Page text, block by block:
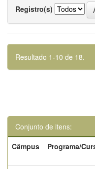
Registro(s)
Resultado 1-10 de 18.
Conjunto de itens:
Câmpus
Programa/